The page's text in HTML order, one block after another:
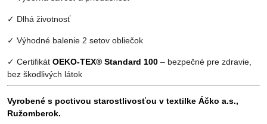
✓ Dlhá životnosť
✓ Výhodné balenie 2 setov obliečok
✓ Certifikát OEKO-TEX® Standard 100 – bezpečné pre zdravie,
bez škodlivých látok
Vyrobené s poctivou starostlivosťou v textilke Áčko a.s.,
Ružomberok.